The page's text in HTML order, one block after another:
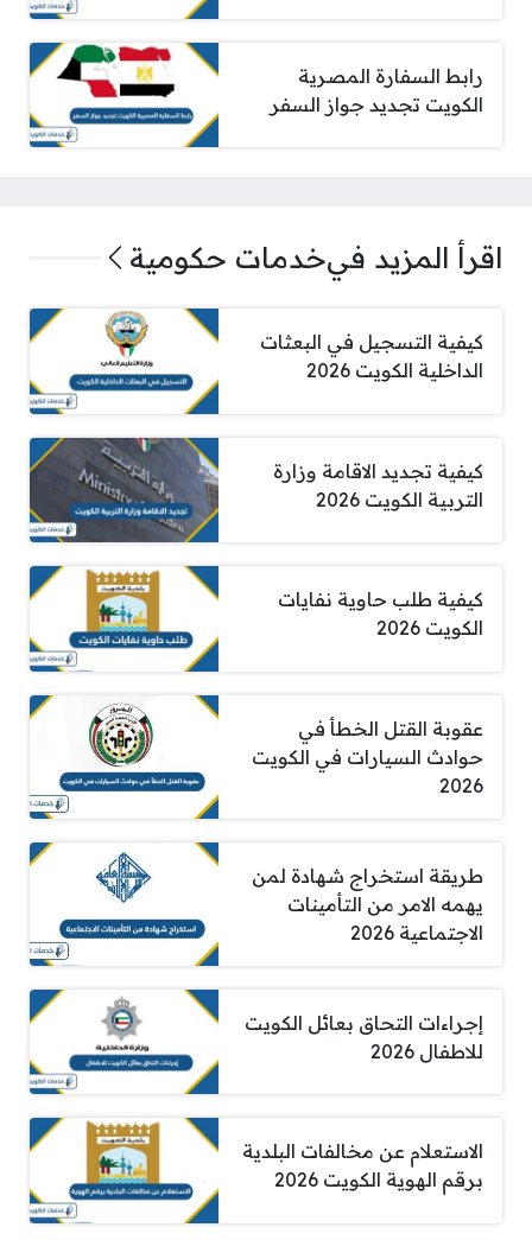
رابط السفارة المصرية
الكويت تجديد جواز السفر
اقرأ المزيد فيخدمات حكومية
كيفية التسجيل في البعثات
الداخلية الكويت 2026
كيفية تجديد الاقامة وزارة
التربية الكويت 2026
كيفية طلب حاوية نفايات
الكويت 2026
عقوبة القتل الخطأ في
حوادث السيارات في الكويت
2026
طريقة استخراج شهادة لمن
يهمه الامر من التأمينات
الاجتماعية 2026
إجراءات التحاق بعائل الكويت
للاطفال 2026
الاستعلام عن مخالفات البلدية
برقم الهوية الكويت 2026